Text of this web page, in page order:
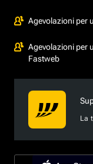
Agevolazioni per
Agevolazioni per
Fastweb
La